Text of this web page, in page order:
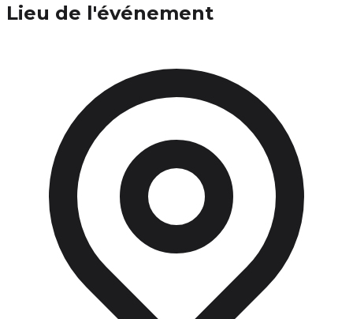
Lieu de l'événement